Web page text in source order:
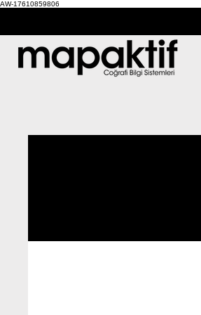
AW-17610859806